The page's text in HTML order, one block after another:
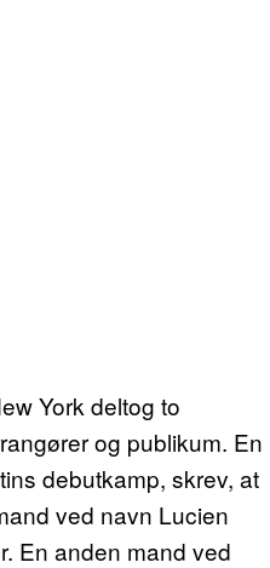
York deltog to
og publikum. En
debutkamp, skrev, at
ved navn Lucien
En anden mand ved